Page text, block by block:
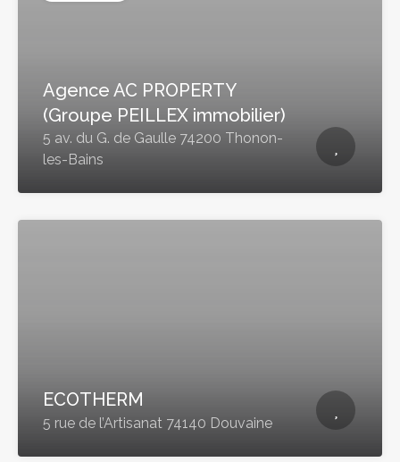
Agence AC PROPERTY
(Groupe PEILLEX immobilier)
5 av. du G. de Gaulle 74200 Thonon-
les-Bains
ECOTHERM
5 rue de l’Artisanat 74140 Douvaine